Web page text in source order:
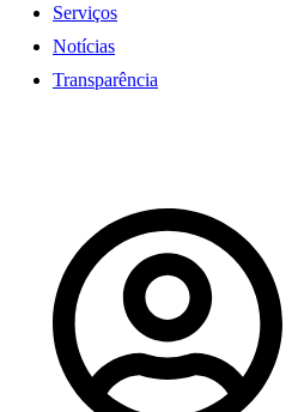
Serviços
Notícias
Transparência